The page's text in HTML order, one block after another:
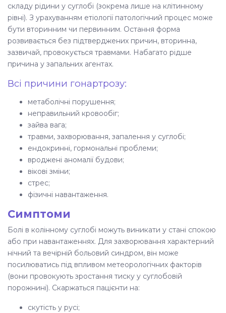
складу рідини у суглобі (зокрема лише на клітинному
рівні). З урахуванням етіології патологічний процес може
бути вторинним чи первинним. Остання форма
розвивається без підтверджених причин, вторинна,
зазвичай, провокується травмами. Набагато рідше
причина у запальних агентах.
Всі причини гонартрозу:
метаболічні порушення;
неправильний кровообіг;
зайва вага;
травми, захворювання, запалення у суглобі;
ендокринні, гормональні проблеми;
вроджені аномалії будови;
вікові зміни;
стрес;
фізичні навантаження.
Симптоми
Болі в колінному суглобі можуть виникати у стані спокою
або при навантаженнях. Для захворювання характерний
нічний та вечірній больовий синдром, він може
посилюватись під впливом метеорологічних факторів
(вони провокують зростання тиску у суглобовій
порожнині). Скаржаться пацієнти на:
скутість у русі;